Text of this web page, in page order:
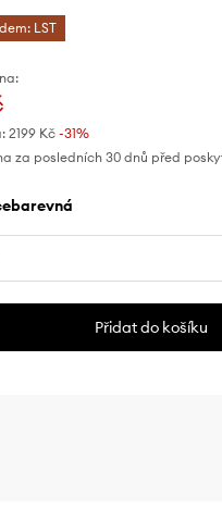
LST
2199 Kč-31%
za posledních 30 dnů před
Přidat do košíku